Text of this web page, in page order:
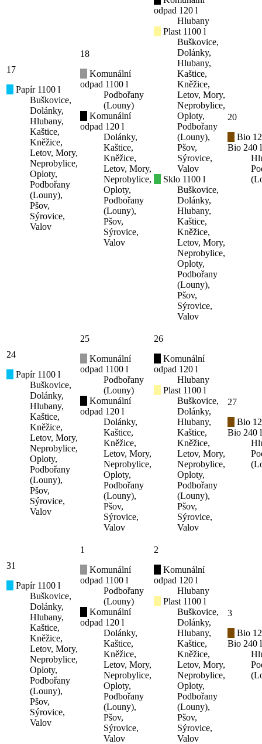
17
Papír 1100 l
Buškovice,
Dolánky,
Hlubany,
Kaštice,
Kněžice,
Letov, Mory,
Neprobylice,
Oploty,
Podbořany
(Louny),
Pšov,
Sýrovice,
Valov
18
Komunální
odpad 1100 l
Podbořany
(Louny)
Komunální
odpad 120 l
Dolánky,
Kaštice,
Kněžice,
Letov, Mory,
Neprobylice,
Oploty,
Podbořany
(Louny),
Pšov,
Sýrovice,
Valov
odpad 120 l
Hlubany
Plast 1100 l
Buškovice,
Dolánky,
Hlubany,
Kaštice,
Kněžice,
Letov, Mory,
Neprobylice,
Oploty,
Podbořany
(Louny),
Pšov,
Sýrovice,
Valov
Sklo 1100 l
Buškovice,
Dolánky,
Hlubany,
Kaštice,
Kněžice,
Letov, Mory,
Neprobylice,
Oploty,
Podbořany
(Louny),
Pšov,
Sýrovice,
Valov
20
Bio
Bio 240 l
24
Papír 1100 l
Buškovice,
Dolánky,
Hlubany,
Kaštice,
Kněžice,
Letov, Mory,
Neprobylice,
Oploty,
Podbořany
(Louny),
Pšov,
Sýrovice,
Valov
25
Komunální
odpad 1100 l
Podbořany
(Louny)
Komunální
odpad 120 l
Dolánky,
Kaštice,
Kněžice,
Letov, Mory,
Neprobylice,
Oploty,
Podbořany
(Louny),
Pšov,
Sýrovice,
Valov
26
Komunální
odpad 120 l
Hlubany
Plast 1100 l
Buškovice,
Dolánky,
Hlubany,
Kaštice,
Kněžice,
Letov, Mory,
Neprobylice,
Oploty,
Podbořany
(Louny),
Pšov,
Sýrovice,
Valov
27
Bio
Bio 240 l
31
Papír 1100 l
Buškovice,
Dolánky,
Hlubany,
Kaštice,
Kněžice,
Letov, Mory,
Neprobylice,
Oploty,
Podbořany
(Louny),
Pšov,
Sýrovice,
Valov
1
Komunální
odpad 1100 l
Podbořany
(Louny)
Komunální
odpad 120 l
Dolánky,
Kaštice,
Kněžice,
Letov, Mory,
Neprobylice,
Oploty,
Podbořany
(Louny),
Pšov,
Sýrovice,
Valov
2
Komunální
odpad 120 l
Hlubany
Plast 1100 l
Buškovice,
Dolánky,
Hlubany,
Kaštice,
Kněžice,
Letov, Mory,
Neprobylice,
Oploty,
Podbořany
(Louny),
Pšov,
Sýrovice,
Valov
3
Bio
Bio 240 l